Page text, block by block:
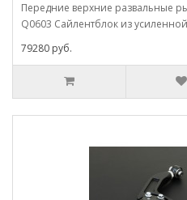
Передние верхние развальные
Q0603 Сайлентблок из
79280 руб.